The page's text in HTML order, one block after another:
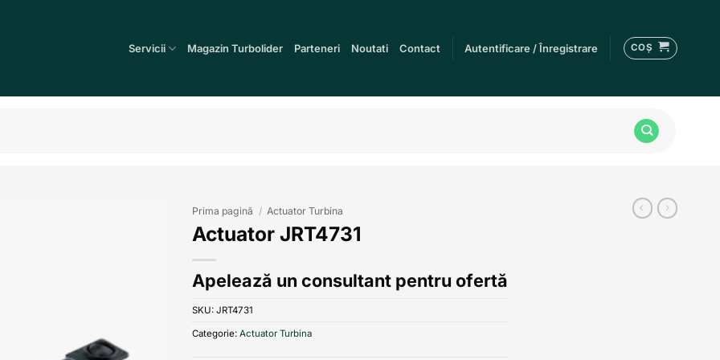
Servicii Magazin Turbolider Parteneri Noutati Contact Autentificare / Înregistrare COȘ
Prima pagină / Actuator Turbina
Actuator JRT4731
Apelează un consultant pentru ofertă
SKU: JRT4731
Categorie: Actuator Turbina